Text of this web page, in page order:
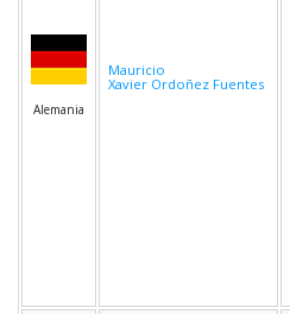
Alemania
Mauricio
Xavier Ordoñez Fuentes